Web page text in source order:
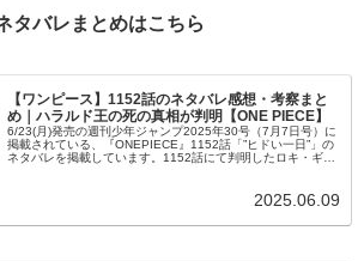
タバレまとめはこちら
【ワンピース】1152話のネタバレ感想・考察まと
め｜ハラルド王の死の真相が判明【ONE PIECE】
6/23(月)発売の週刊少年ジャンプ2025年30号（7月7日号）に
掲載されている、『ONEPIECE』1152話「”ヒドい一日”」の
ネタバレを掲載しています。1152話にて判明したロキ・ギャ
2025.06.09